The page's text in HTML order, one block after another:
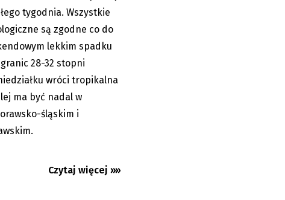
tygodnia. Wszystkie
są zgodne co do
lekkim spadku
28-32 stopni
wróci tropikalna
ma być nadal w
śląskim i
Czytaj więcej »»